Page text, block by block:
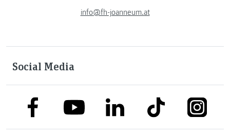
info@fh-joanneum.at
Social Media
link to facebooklink to youtubelink to linkedinlink to tiktok link to